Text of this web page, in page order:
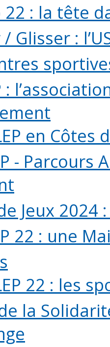
22 : la tête
Glisser :
:
en Côtes
-
Jeux 2024
22 : une
22 : les
la